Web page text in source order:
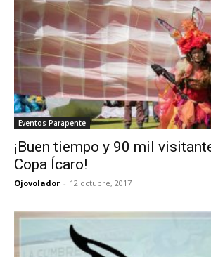
Eventos Parapente
¡Buen tiempo y 90 mil
Copa Ícaro!
Ojovolador - 12 octubre, 2017